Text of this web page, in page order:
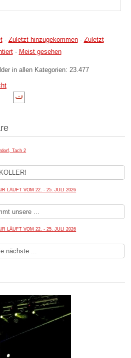
- Zuletzt hinzugekommen- Zuletzt
- Meist gesehen
in allen Kategorien: 23.477
Tach 2
LÄUFT VOM 22. - 25. JULI 2026
unsere ...
LÄUFT VOM 22. - 25. JULI 2026
nächste ...